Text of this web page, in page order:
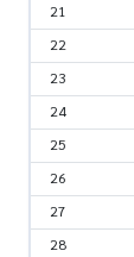
21
22
23
24
25
26
27
28